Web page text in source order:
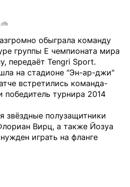
обыграла команду
группы E чемпионата мира
передаёт Tengri Sport.
на стадионе "Эн-ар-джи"
встретились команда-
победитель турнира 2014
звёздные полузащитники
Вирц, а также Йозуа
играть на фланге